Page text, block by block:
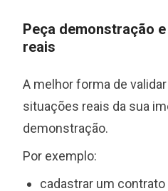
Peça demonstração
reais
A melhor forma de
situações reais da sua
demonstração.
Por exemplo:
cadastrar um